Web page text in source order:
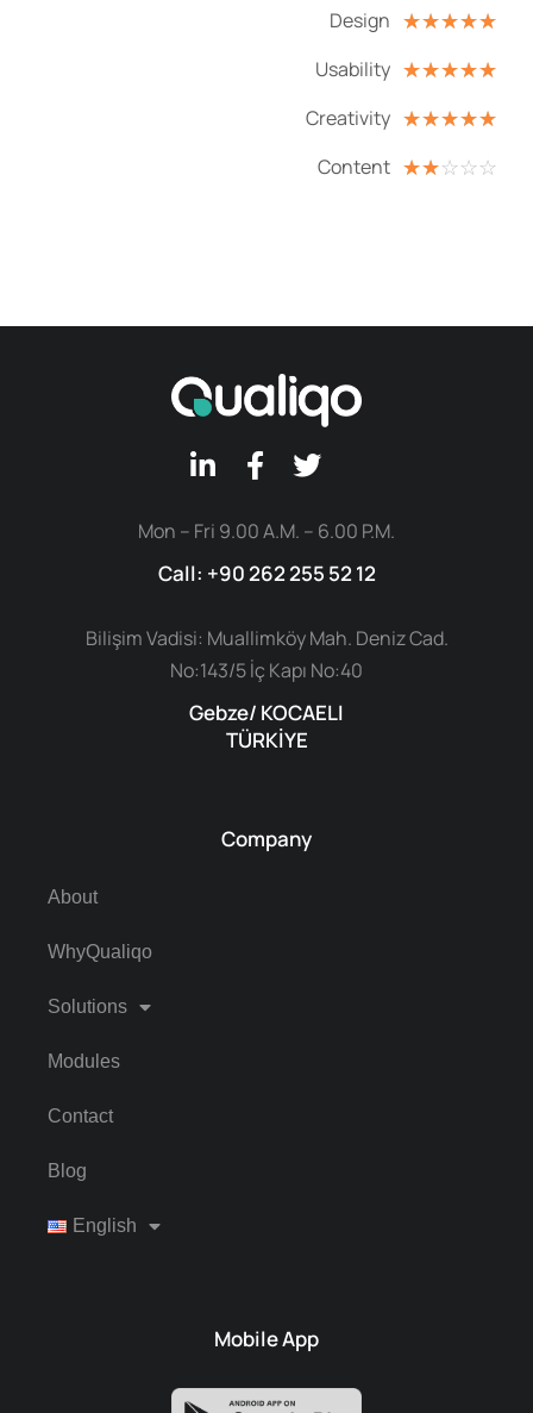
Design ☆☆☆☆☆
Usability ☆☆☆☆☆
Creativity ☆☆☆☆☆
Content ☆☆☆ ☆ ☆
Mon – Fri 9.00 A.M. – 6.00 P.M.
Call: +90 262 255 52 12
Bilişim Vadisi: Muallimköy Mah. Deniz Cad.
No:143/5 İç Kapı No:40
Gebze/ KOCAELI
TÜRKİYE
Company
About
WhyQualiqo
Solutions
Modules
Contact
Blog
English
Mobile App